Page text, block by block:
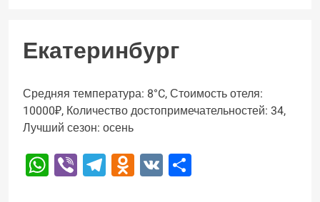
Екатеринбург
Средняя температура: 8°C, Стоимость отеля:
10000₽, Количество достопримечательностей: 34,
Лучший сезон: осень
WhatsApp
ViberTelegram
Odnoklassniki
VK